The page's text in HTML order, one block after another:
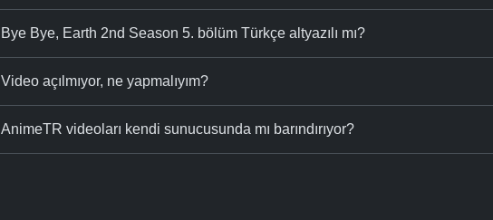
Bye Bye, Earth 2nd Season 5. bölüm Türkçe altyazılı mı?
Video açılmıyor, ne yapmalıyım?
AnimeTR videoları kendi sunucusunda mı barındırıyor?